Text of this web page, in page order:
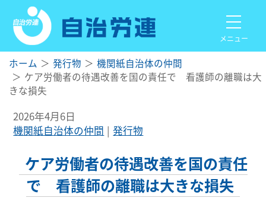
メニュー
ホーム 発行物
機関紙自治体の仲間
ケア労働者の待遇改善を国の責任で 看護師の離職は大
きな損失
2026年4月6日
機関紙自治体の仲間
発行物
ケア労働者の待遇改善を国の責任
で 看護師の離職は大きな損失